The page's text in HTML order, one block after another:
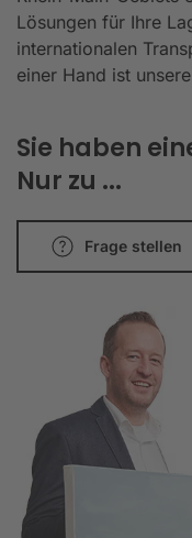
Lösungen für Ihre
internationalen
einer Hand ist
Sie haben
Nur zu ...
Frage stellen